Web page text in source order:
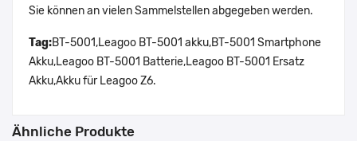
Sie können an vielen Sammelstellen abgegeben werden.
Tag:BT-5001,Leagoo BT-5001 akku,BT-5001 Smartphone
Akku,Leagoo BT-5001 Batterie,Leagoo BT-5001 Ersatz
Akku,Akku für Leagoo Z6.
Ähnliche Produkte